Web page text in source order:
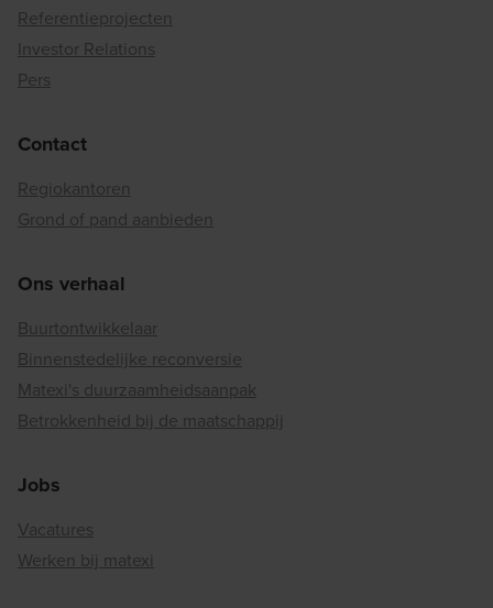
Referentieprojecten
Investor Relations
Pers
Contact
Regiokantoren
Grond of pand aanbieden
Ons verhaal
Buurtontwikkelaar
Binnenstedelijke reconversie
Matexi's duurzaamheidsaanpak
Betrokkenheid bij de maatschappij
Jobs
Vacatures
Werken bij matexi